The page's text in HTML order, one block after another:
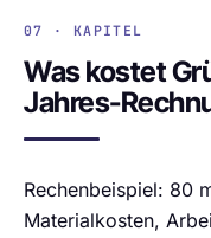
07 · KAPITEL
Was kostet
Jahres-
Rechenbeispiel: 80
Materialkosten,